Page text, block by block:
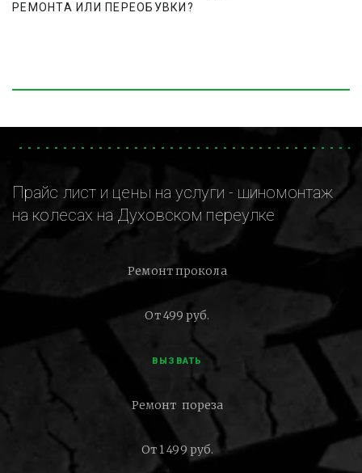
РЕМОНТА ИЛИ ПЕРЕОБУВКИ?
Прайс лист и цены на услуги - шиномонтаж
на колесах на Духовском переулке
Ремонт прокола
От 499 руб.
ВЫЗВАТЬ
Ремонт пореза
От 1 499 руб.